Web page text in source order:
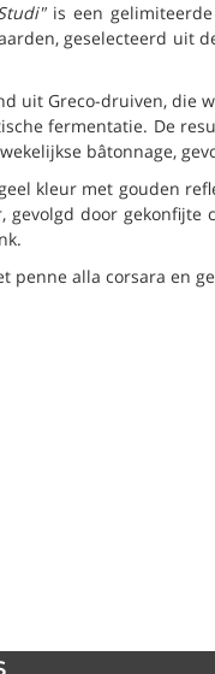
is een
geselecteerd uit
uit Greco-druiven, die
fermentatie. De
bâtonnage,
kleur met gouden
door gekonfijte
penne alla corsara en